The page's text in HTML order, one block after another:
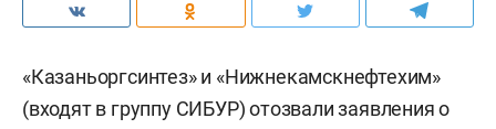
«Казаньоргсинтез» и «Нижнекамскнефтехим»
(входят в группу СИБУР) отозвали заявления о